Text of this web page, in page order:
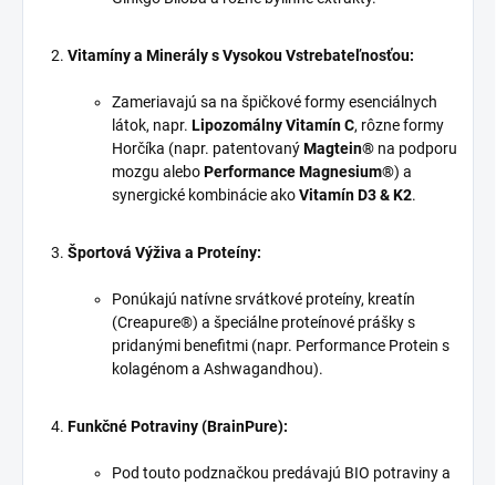
Vitamíny a Minerály s Vysokou Vstrebateľnosťou:
Zameriavajú sa na špičkové formy esenciálnych
látok, napr. Lipozomálny Vitamín C, rôzne formy
Horčíka (napr. patentovanýMagtein® na podporu
mozgu aleboPerformance Magnesium®) a
synergické kombinácie akoVitamín D3 & K2.
Športová Výživa a Proteíny:
Ponúkajú natívne srvátkové proteíny, kreatín
(Creapure®) a špeciálne proteínové prášky s
pridanými benefitmi (napr. Performance Protein s
kolagénom a Ashwagandhou).
Funkčné Potraviny (BrainPure):
Pod touto podznačkou predávajú BIO potraviny a